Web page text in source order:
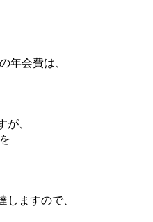
の年会費は、
が、
を
しますので、